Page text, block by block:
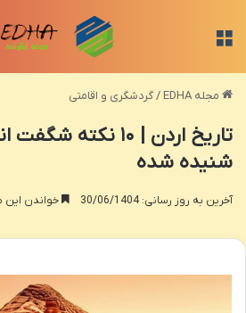
مجله EDHA /گردشگری و اقامتی
تاریخ اردن | ۱۰ نکته
شنیده شده
آخرین به روز رسانی: 30/06/1404 خواندن این مطلب 12